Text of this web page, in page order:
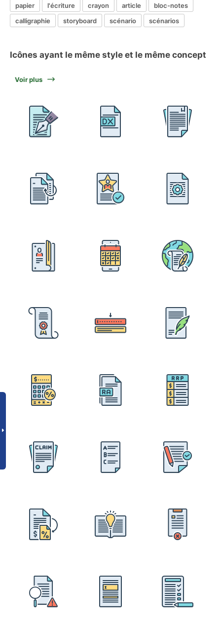
papier l'écriture crayon article
bloc-notes
calligraphie
storyboard scénario scénarios
Icônes ayant le même style et le même concept
Voir plus